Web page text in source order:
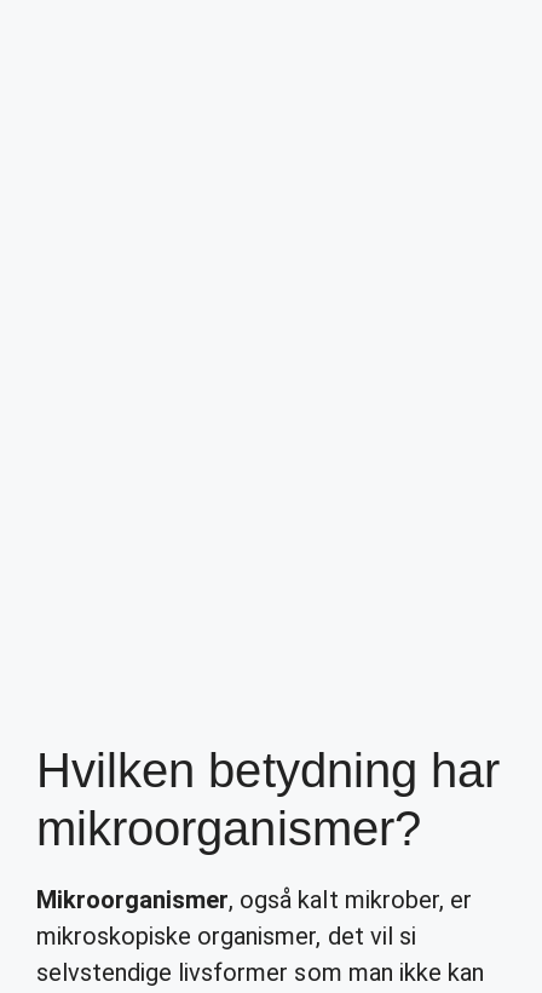
Hvilken betydning har
mikroorganismer?
Mikroorganismer, også kalt mikrober, er
mikroskopiske organismer, det vil si
selvstendige livsformer som man ikke kan